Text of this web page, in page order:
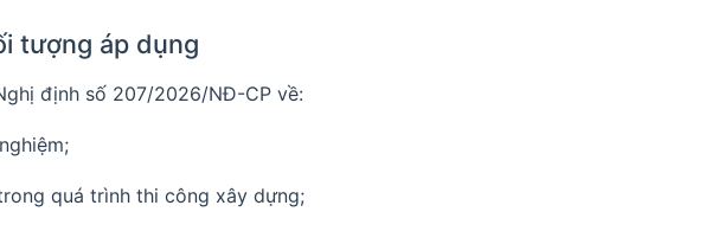
tượng áp dụng
định số 207/2026/NĐ-CP về:
quá trình thi công xây dựng;